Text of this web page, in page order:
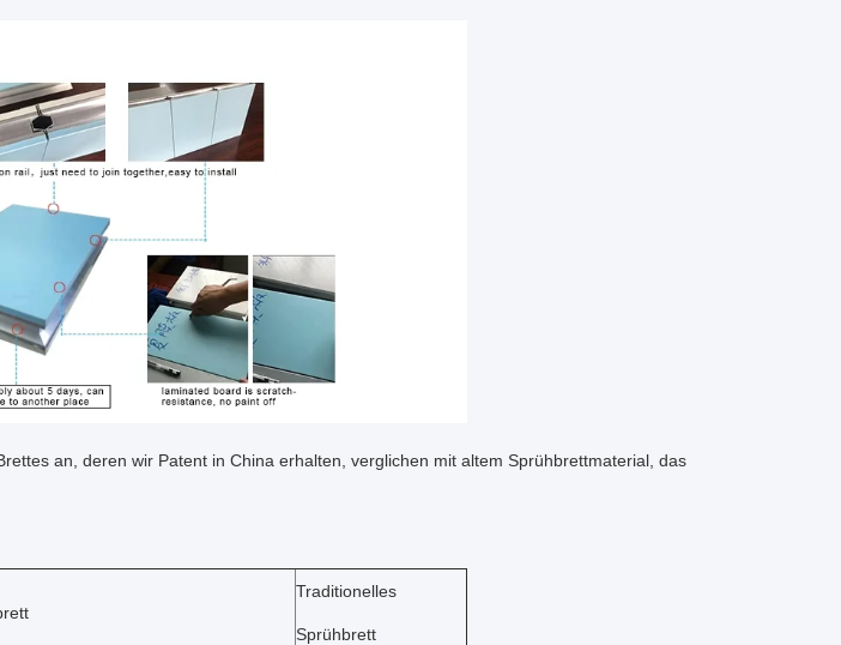
an, deren wir Patent in China erhalten, verglichen mit altem Sprühbrettmaterial, das
Traditionelles
Sprühbrett